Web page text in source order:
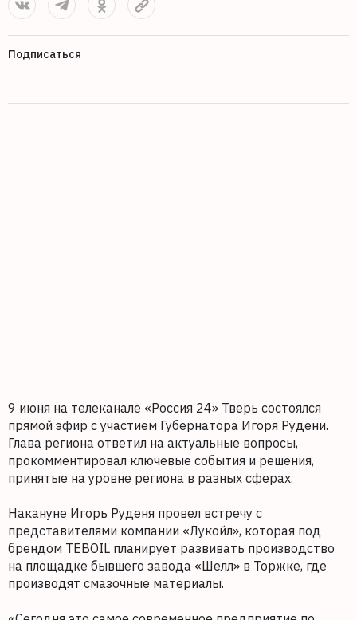
Подписаться
9 июня на телеканале «Россия 24» Тверь состоялся
прямой эфир с участием Губернатора Игоря Рудени.
Глава региона ответил на актуальные вопросы,
прокомментировал ключевые события и решения,
принятые на уровне региона в разных сферах.
Накануне Игорь Руденя провел встречу с
представителями компании «Лукойл», которая под
брендом TEBOIL планирует развивать производство
на площадке бывшего завода «Шелл» в Торжке, где
производят смазочные материалы.